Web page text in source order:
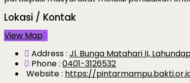
Lokasi / Kontak
View Map
Address : Jl. Bunga Matahari II,
Phone : 0401-3126532
Website : https://